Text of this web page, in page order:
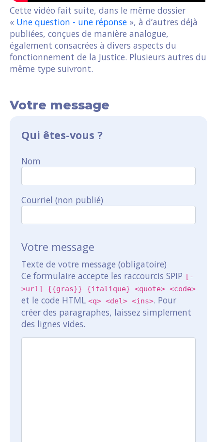
Cette vidéo fait suite, dans le même dossier
« Une question - une réponse », à d’autres déjà
publiées, conçues de manière analogue,
également consacrées à divers aspects du
fonctionnement de la Justice. Plusieurs autres du
même type suivront.
Votre message
Qui êtes-vous ?
Nom
Courriel (non publié)
Votre message
Texte de votre message (obligatoire)
Ce formulaire accepte les raccourcis SPIP [-
>url] {{gras}} {italique} <quote> <code>
et le code HTML <q> <del> <ins>. Pour
créer des paragraphes, laissez simplement
des lignes vides.